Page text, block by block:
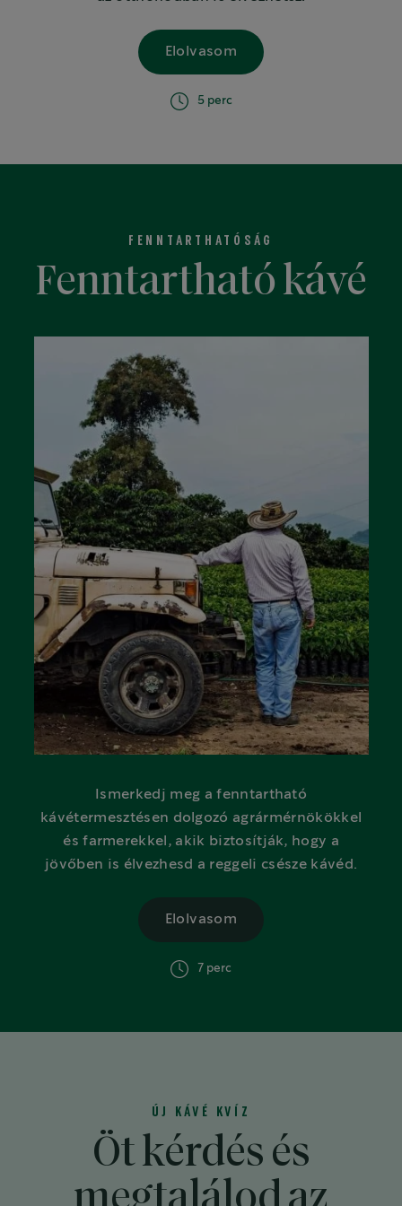
Elolvasom
israelText
5 perc
FENNTARTHATÓSÁG
Fenntartható kávé
Ismerkedj meg a fenntartható
kávétermesztésen dolgozó agrármérnökökkel
és farmerekkel, akik biztosítják, hogy a
jövőben is élvezhesd a reggeli csésze kávéd.
Elolvasom
israelText
7 perc
ÚJ KÁVÉ KVÍZ
Öt kérdés és